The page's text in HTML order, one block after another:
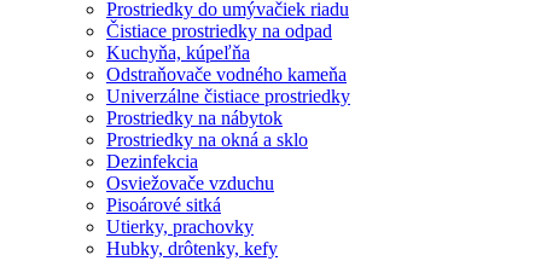
Prostriedky do umývačiek riadu
Čistiace prostriedky na odpad
Kuchyňa, kúpeľňa
Odstraňovače vodného kameňa
Univerzálne čistiace prostriedky
Prostriedky na nábytok
Prostriedky na okná a sklo
Dezinfekcia
Osviežovače vzduchu
Pisoárové sitká
Utierky, prachovky
Hubky, drôtenky, kefy